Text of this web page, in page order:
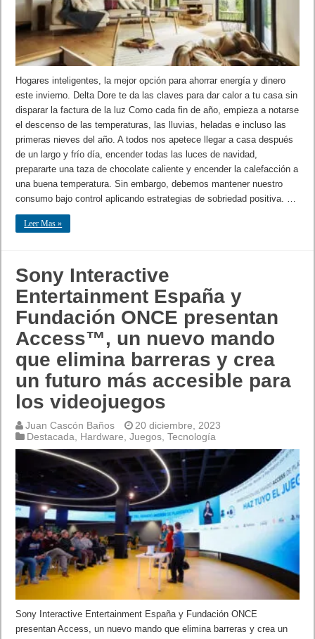
Hogares inteligentes, la mejor opción para ahorrar energía y dinero
este invierno. Delta Dore te da las claves para dar calor a tu casa sin
disparar la factura de la luz Como cada fin de año, empieza a notarse
el descenso de las temperaturas, las lluvias, heladas e incluso las
primeras nieves del año. A todos nos apetece llegar a casa después
de un largo y frío día, encender todas las luces de navidad,
prepararte una taza de chocolate caliente y encender la calefacción a
una buena temperatura. Sin embargo, debemos mantener nuestro
consumo bajo control aplicando estrategias de sobriedad positiva. …
Leer Mas »
Sony Interactive
Entertainment España y
Fundación ONCE presentan
Access™, un nuevo mando
que elimina barreras y crea
un futuro más accesible para
los videojuegos
Juan Cascón Baños
20 diciembre, 2023
Destacada
Hardware ,Juegos ,Tecnología
Sony Interactive Entertainment España y Fundación ONCE
presentan Access, un nuevo mando que elimina barreras y crea un